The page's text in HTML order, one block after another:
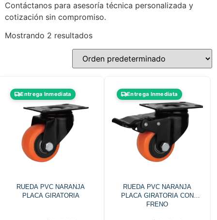
Contáctanos para asesoría técnica personalizada y
cotización sin compromiso.
Mostrando 2 resultados
Entrega Inmediata
RUEDA PVC NARANJA
PLACA GIRATORIA
Entrega Inmediata
RUEDA PVC NARANJA
PLACA GIRATORIA CON
FRENO